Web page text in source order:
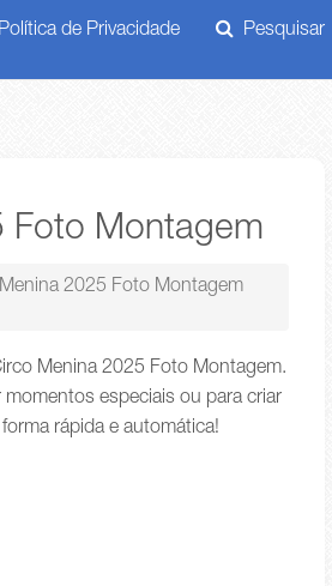
de Privacidade Pesquisar
Foto Montagem
2025 Foto Montagem
Menina 2025 Foto Montagem.
especiais ou para criar
rápida e automática!